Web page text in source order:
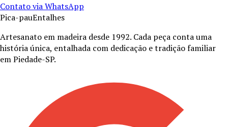
Contato via WhatsApp
Pica-pauEntalhes
Artesanato em madeira desde 1992. Cada peça conta uma
história única, entalhada com dedicação e tradição familiar
em Piedade-SP.